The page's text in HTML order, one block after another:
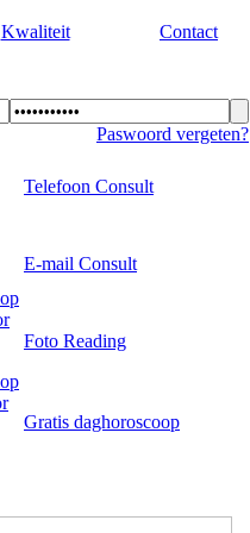
Kwaliteit Contact
Paswoord vergeten?
Telefoon Consult
E-mail Consult
Foto Reading
Gratis daghoroscoop